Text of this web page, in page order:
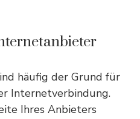
häufig der Grund für
Internetverbindung.
Ihres Anbieters